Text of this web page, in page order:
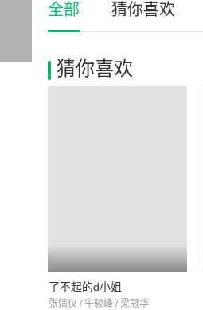
全部 猜你喜欢
猜你喜欢
了不起的d小姐
张婧仪 / 牛骏峰 / 梁冠华